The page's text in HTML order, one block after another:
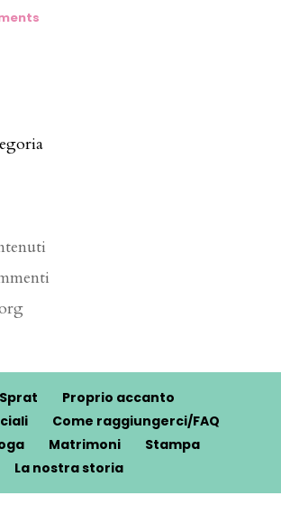
Proprio accanto
Come raggiungerci/FAQ
Matrimoni
Stampa
La nostra storia